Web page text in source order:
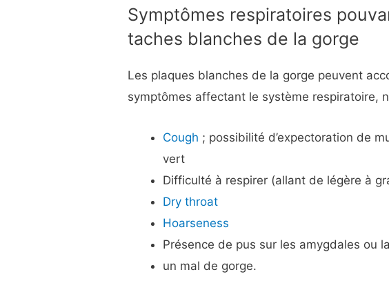
Symptômes respiratoires
taches blanches de la gorge
Les plaques blanches de la gorge peuvent
symptômes affectant le système respiratoire,
Cough ; possibilité d’expectoration de
vert
Difficulté à respirer (allant de légère à
Dry throat
Hoarseness
Présence de pus sur les amygdales ou
un mal de gorge.